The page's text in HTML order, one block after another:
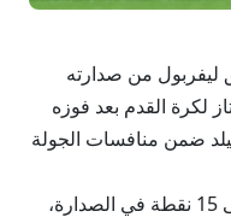
ليفربول من صدارته
لكرة القدم بعد فوزه
1 في ملعب أنفيلد ضمن منافسات الجولة
وبهذه النتيجة رفع ليفربول رصيده إلى 15 نقطة في الصدارة،